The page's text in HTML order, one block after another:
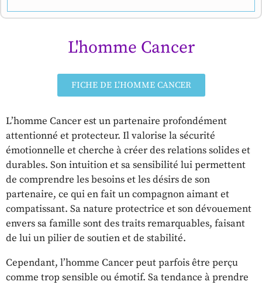
L'homme Cancer
FICHE DE L'HOMME CANCER
L’homme Cancer est un partenaire profondément
attentionné et protecteur. Il valorise la sécurité
émotionnelle et cherche à créer des relations solides et
durables. Son intuition et sa sensibilité lui permettent
de comprendre les besoins et les désirs de son
partenaire, ce qui en fait un compagnon aimant et
compatissant. Sa nature protectrice et son dévouement
envers sa famille sont des traits remarquables, faisant
de lui un pilier de soutien et de stabilité.
Cependant, l’homme Cancer peut parfois être perçu
comme trop sensible ou émotif. Sa tendance à prendre